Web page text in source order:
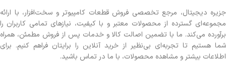
جزیره دیجیتال، مرجع تخصصی فروش قطعات کامپیوتر و سخت‌افزار، با ارائه
مجموعه‌ای گسترده از محصولات معتبر و با کیفیت، نیازهای تمامی کاربران را
برآورده می‌کند. ما با تضمین اصالت کالا و خدمات پس از فروش مطمئن، همراه
شما هستیم تا تجربه‌ای بی‌نظیر از خرید آنلاین را برایتان فراهم کنیم. برای
اطلاعات بیشتر و مشاهده محصولات، با ما در تماس باشید.